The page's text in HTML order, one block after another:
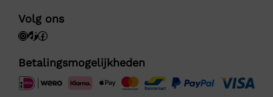
Volg ons
Betalingsmogelijkheden